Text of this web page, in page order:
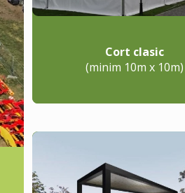
Cort clasic
(minim 10m x 10m)